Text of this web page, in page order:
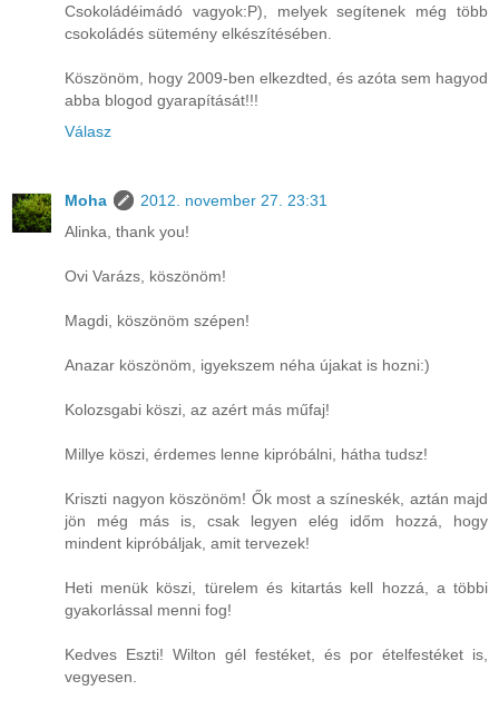
Csokoládéimádó vagyok:P), melyek segítenek még több
csokoládés sütemény elkészítésében.
Köszönöm, hogy 2009-ben elkezdted, és azóta sem hagyod
abba blogod gyarapítását!!!
Válasz
Moha
2012. november 27. 23:31
Alinka, thank you!
Ovi Varázs, köszönöm!
Magdi, köszönöm szépen!
Anazar köszönöm, igyekszem néha újakat is hozni:)
Kolozsgabi köszi, az azért más műfaj!
Millye köszi, érdemes lenne kipróbálni, hátha tudsz!
Kriszti nagyon köszönöm! Ők most a színeskék, aztán majd
jön még más is, csak legyen elég időm hozzá, hogy
mindent kipróbáljak, amit tervezek!
Heti menük köszi, türelem és kitartás kell hozzá, a többi
gyakorlással menni fog!
Kedves Eszti! Wilton gél festéket, és por ételfestéket is,
vegyesen.